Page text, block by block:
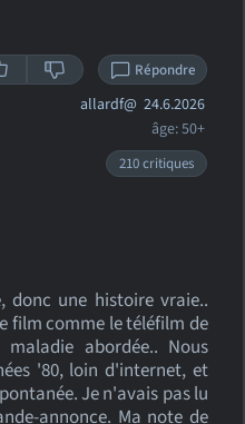
Répondre
allardf@ 24.6.2026
âge: 50+
210 critiques
donc une histoire vraie..
film comme le téléfilm de
abordée.. Nous
'80, loin d'internet, et
Je n'avais pas lu
annonce. Ma note de